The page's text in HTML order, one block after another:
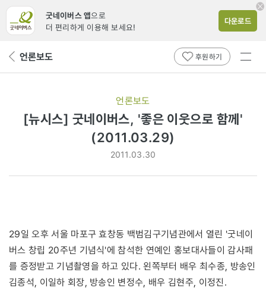
굿네이버스 앱으로
더 편리하게 이용해 보세요!
다운로드
뒤 언론보도 후원하기
전체
언론보도
[뉴시스] 굿네이버스, '좋은 이웃으로 함께'
(2011.03.29)
2011.03.30
29일 오후 서울 마포구 효창동 백범김구기념관에서 열린 '굿네이
버스 창립 20주년 기념식'에 참석한 연예인 홍보대사들이 감사패
를 증정받고 기념촬영을 하고 있다. 왼쪽부터 배우 최수종, 방송인
김종석, 이일하 회장, 방송인 변정수, 배우 김현주, 이정진.